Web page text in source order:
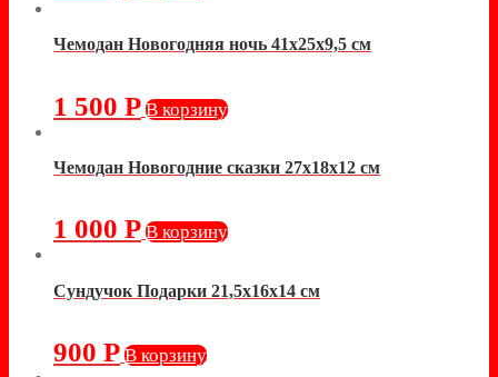
Чемодан Новогодняя ночь 41х25х9,5 см
1 500 Р В корзину
Чемодан Новогодние сказки 27х18х12 см
1 000 Р В корзину
Сундучок Подарки 21,5х16х14 см
900 Р В корзину